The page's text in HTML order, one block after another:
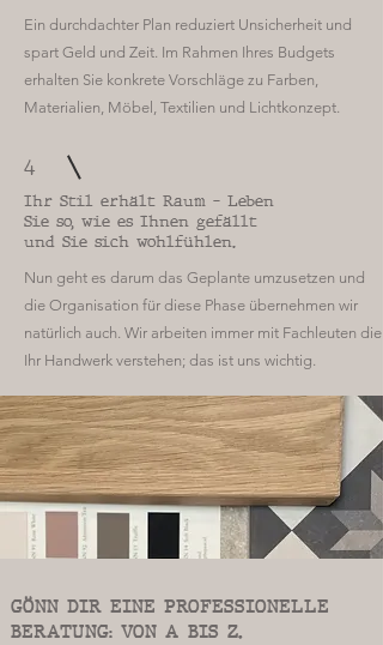
Ein durchdachter Plan reduziert Unsicherheit und
spart Geld und Zeit. Im Rahmen Ihres Budgets
erhalten Sie konkrete Vorschläge zu Farben,
Materialien, Möbel, Textilien und Lichtkonzept.
4
Ihr Stil erhält Raum – Leben
Sie so, wie es Ihnen gefällt
und Sie sich wohlfühlen.
Nun geht es darum das Geplante umzusetzen und
die Organisation für diese Phase übernehmen wir
natürlich auch. Wir arbeiten immer mit Fachleuten die
Ihr Handwerk verstehen; das ist uns wichtig.
GÖNN DIR EINE PROFESSIONELLE
BERATUNG: VON A BIS Z.